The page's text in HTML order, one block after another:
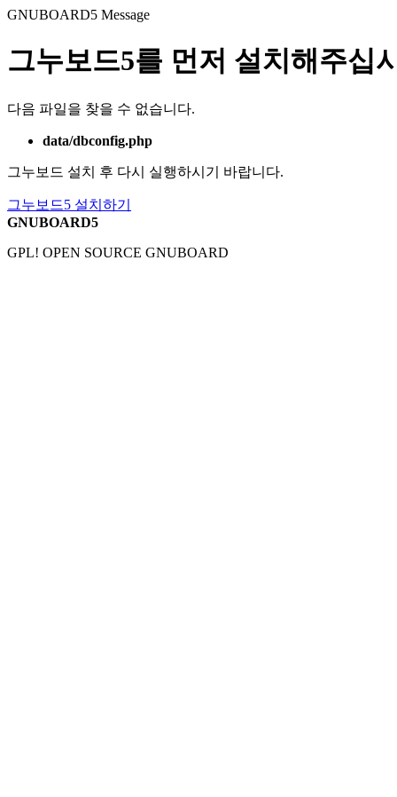
GNUBOARD5 Message
그누보드5를 먼저 설치해주십
다음 파일을 찾을 수 없습니다.
data/dbconfig.php
그누보드 설치 후 다시 실행하시기 바랍니다.
그누보드5 설치하기
GNUBOARD5
GPL! OPEN SOURCE GNUBOARD